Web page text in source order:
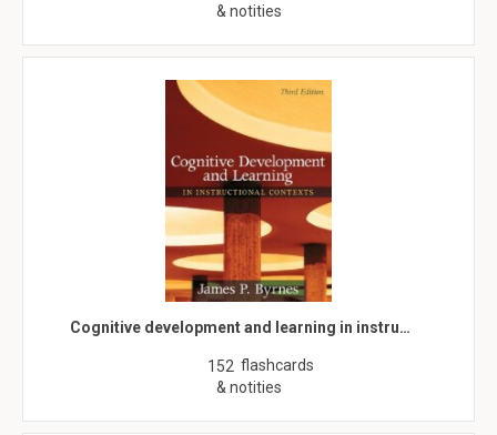
& notities
Cognitive development and learning in instru…
152 flashcards
& notities